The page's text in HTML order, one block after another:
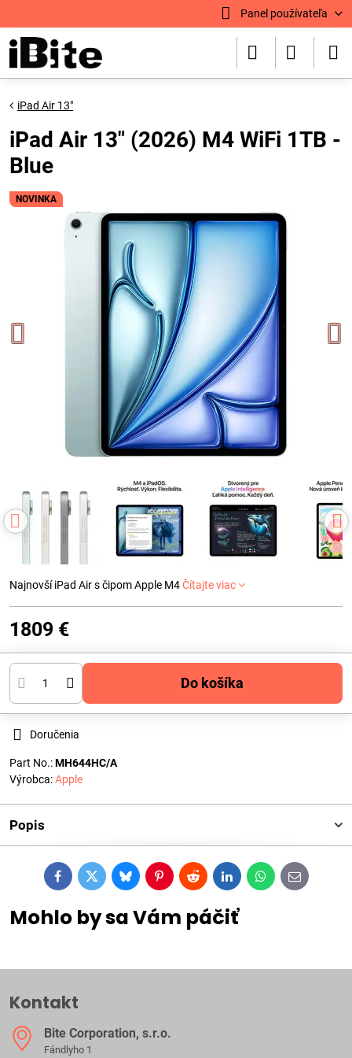
Panel používateľa
NOVINKA
iPad Air 13"
iPad Air 13" (2026) M4 WiFi 1TB -
Blue
Najnovší iPad Air s čipom Apple M4Čítajte viac
1809 €
Do košíka
Doručenia
Part No.:MH644HC/A
Výrobca:Apple
Popis
FacebookTwitterBlueskyPinterestRedditLinkedInWhatsApp
E-
mail
Mohlo by sa Vám páčiť
Kontakt
Bite Corporation, s​.r​.o​.
Fándlyho 1